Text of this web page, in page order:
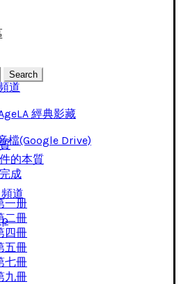
道
經典影藏
檔(Google Drive)
道
Search
的本質
成
一册
二冊
四冊
五冊
七冊
九冊